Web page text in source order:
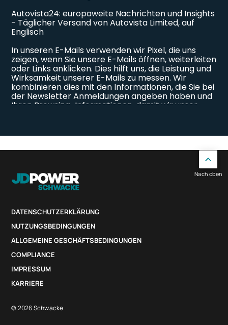
DATENSCHUTZERKLÄRUNG
NUTZUNGSBEDINGUNGEN
ALLGEMEINE GESCHÄFTSBEDINGUNGEN
COMPLIANCE
IMPRESSUM
KARRIERE
© 2026 Schwacke
Nach oben